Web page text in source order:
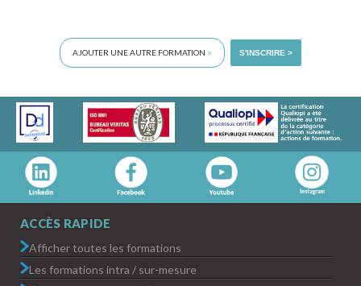
AJOUTER UNE AUTRE FORMATION > S'INSCRIRE >
ACCÈS RAPIDE
Afficher toutes les formations
Les formations intra / sur-mesure